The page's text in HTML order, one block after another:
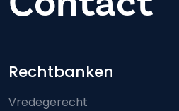
Footer-menu
Rechtbanken
Vredegerecht